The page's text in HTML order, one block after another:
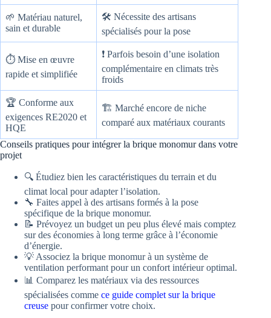
🌱 Matériau naturel,
sain et durable
🛠 Nécessite des artisans
spécialisés pour la pose
⏱ Mise en œuvre
rapide et simplifiée
❗ Parfois besoin d’une isolation
complémentaire en climats très
froids
🏆 Conforme aux
exigences RE2020 et
HQE
🏗 Marché encore de niche
comparé aux matériaux courants
Conseils pratiques pour intégrer la brique monomur dans votre
projet
🔍 Étudiez bien les caractéristiques du terrain et du
climat local pour adapter l’isolation.
🔧 Faites appel à des artisans formés à la pose
spécifique de la brique monomur.
📝 Prévoyez un budget un peu plus élevé mais comptez
sur des économies à long terme grâce à l’économie
d’énergie.
💡 Associez la brique monomur à un système de
ventilation performant pour un confort intérieur optimal.
📊 Comparez les matériaux via des ressources
spécialisées comme ce guide complet sur la brique
creuse pour confirmer votre choix.